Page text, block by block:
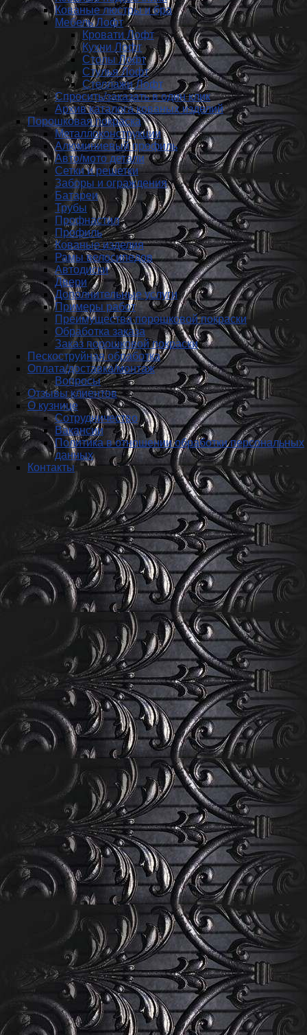
Кованые люстры и бра
Мебель Лофт
Кровати Лофт
Кухни Лофт
Столы Лофт
Стулья Лофт
Стеллажи Лофт
Спросить/заказать в один клик
Архив каталога кованых изделий
Порошковая покраска
Металлоконструкции
Алюминиевый профиль
Авто/мото детали
Сетки и решетки
Заборы и ограждения
Батареи
Трубы
Профнастил
Профиль
Кованые изделия
Рамы велосипедов
Автодиски
Двери
Дополнительные услуги
Примеры работ
Преимущества порошковой покраски
Обработка заказа
Заказ порошковой покраски
Пескоструйная обработка
Оплата/доставка/монтаж
Вопросы
Отзывы клиентов
О кузнице
Сотрудничество
Вакансии
Политика в отношении обработки персональных
данных
Контакты